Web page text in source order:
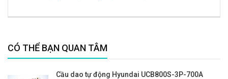
CÓ THỂ BẠN QUAN TÂM
Cầu dao tự động Hyundai UCB800S-3P-700A